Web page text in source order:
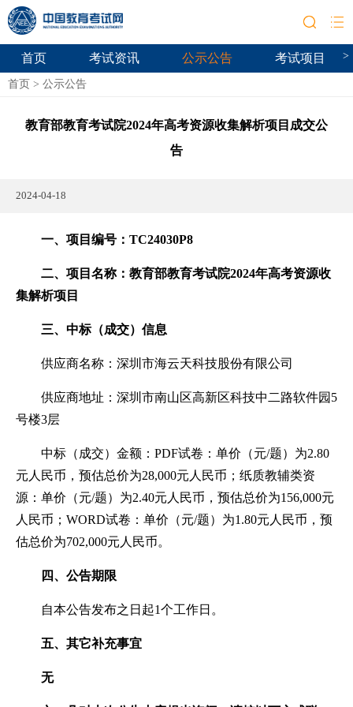
首页 考试资讯 公示公告 考试项目 >
首页 > 公示公告
教育部教育考试院2024年高考资源收集解析项目成交公
告
2024-04-18
一、项目编号：TC24030P8
二、项目名称：教育部教育考试院2024年高考资源收
集解析项目
三、中标（成交）信息
供应商名称：深圳市海云天科技股份有限公司
供应商地址：深圳市南山区高新区科技中二路软件园5
号楼3层
中标（成交）金额：PDF试卷：单价（元/题）为2.80
元人民币，预估总价为28,000元人民币；纸质教辅类资
源：单价（元/题）为2.40元人民币，预估总价为156,000元
人民币；WORD试卷：单价（元/题）为1.80元人民币，预
估总价为702,000元人民币。
四、公告期限
自本公告发布之日起1个工作日。
五、其它补充事宜
无